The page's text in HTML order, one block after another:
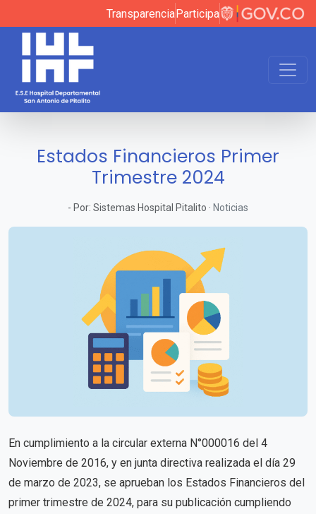
TransparenciaParticipa
Estados Financieros Primer
Trimestre 2024
- Por: Sistemas Hospital Pitalito · Noticias
En cumplimiento a la circular externa N°000016 del 4
Noviembre de 2016, y en junta directiva realizada el día 29
de marzo de 2023, se aprueban los Estados Financieros del
primer trimestre de 2024, para su publicación cumpliendo